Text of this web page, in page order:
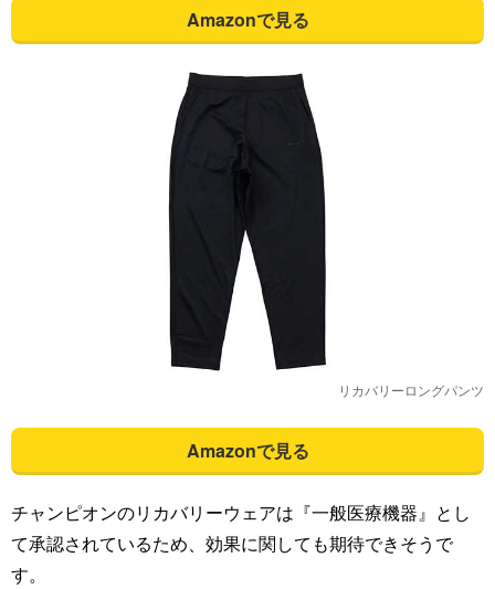
Amazonで見る
リカバリーロングパンツ
Amazonで見る
チャンピオンのリカバリーウェアは『一般医療機器』とし
て承認されているため、効果に関しても期待できそうで
す。